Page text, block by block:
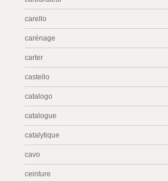
carello
carénage
carter
castello
catalogo
catalogue
catalytique
cavo
ceinture